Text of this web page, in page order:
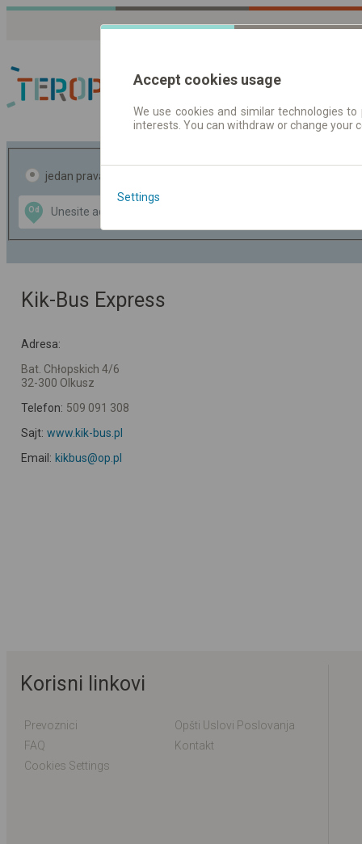
Red vožnje | Karte
jedan pravac
Od
Data CC-BY-SA
OpenStreetMap
GeoLite data by
Kik-Bus Express
Adresa:
Bat. Chłopskich 4/6
32-300 Olkusz
Telefon: 509 091 308
Sajt: www.kik-bus.pl
Email: kikbus@op.pl
Korisni linkovi
Prevoznici
Opšti Uslovi Poslovanja
FAQ
Kontakt
Cookies Settings
Accept cookies usage
We use cookies and similar technologies
interests. You can withdraw or change
Settings